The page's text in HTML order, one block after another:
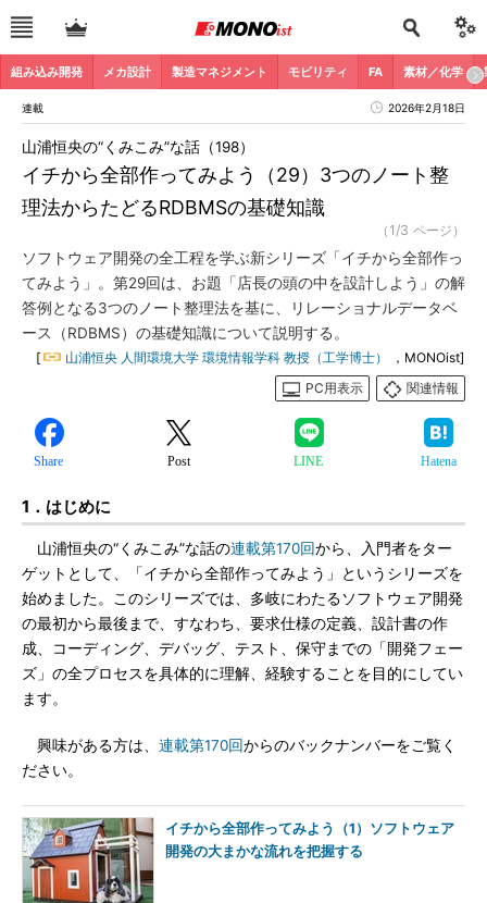
組み込み開発 メカ設計 製造マネジメント モビリティ FA 素材／化学
連載 2026年2月18日
イチから全部作ってみよう（29）3つのノート整
理法からたどるRDBMSの基礎知識
山浦恒央の“くみこみ”な話（198）
（1/3 ページ）
ソフトウェア開発の全工程を学ぶ新シリーズ「イチから全部作っ
てみよう」。第29回は、お題「店長の頭の中を設計しよう」の解
答例となる3つのノート整理法を基に、リレーショナルデータベ
ース（RDBMS）の基礎知識について説明する。
[ 山浦恒央 人間環境大学 環境情報学科 教授（工学博士）
，MONOist]
PC用表示
関連情報
Share Post LINE Hatena
1．はじめに
山浦恒央の“くみこみ”な話の連載第170回から、入門者をター
ゲットとして、「イチから全部作ってみよう」というシリーズを
始めました。このシリーズでは、多岐にわたるソフトウェア開発
の最初から最後まで、すなわち、要求仕様の定義、設計書の作
成、コーディング、デバッグ、テスト、保守までの「開発フェー
ズ」の全プロセスを具体的に理解、経験することを目的にしてい
ます。
興味がある方は、 連載第170回からのバックナンバーをご覧く
ださい。
イチから全部作ってみよう（1）ソフトウェア
開発の大まかな流れを把握する